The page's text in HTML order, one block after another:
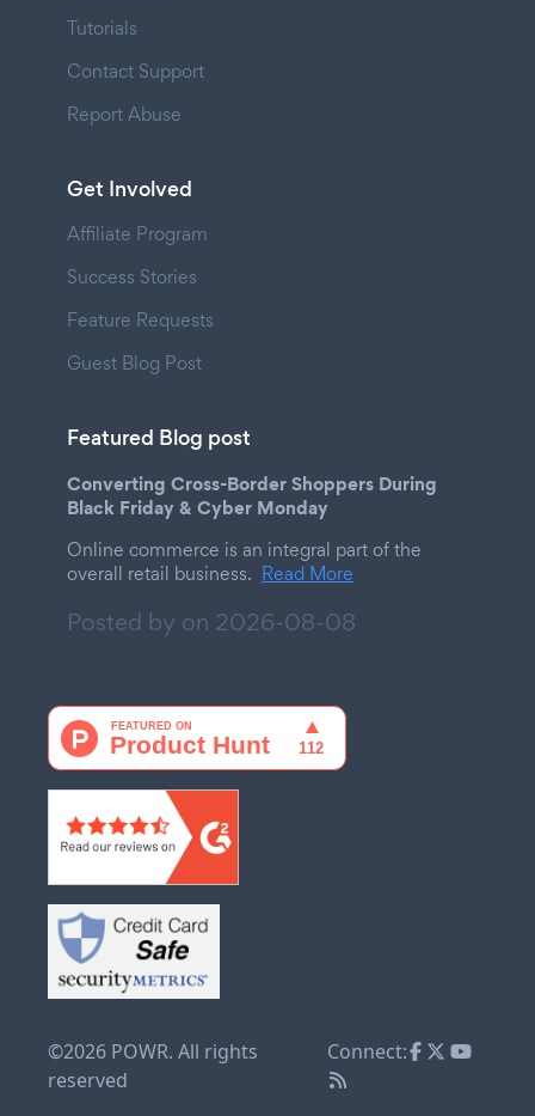
Tutorials
Contact Support
Report Abuse
Get Involved
Affiliate Program
Success Stories
Feature Requests
Guest Blog Post
Featured Blog post
Converting Cross-Border Shoppers During
Black Friday & Cyber Monday
Online commerce is an integral part of the
overall retail business. Read More
Posted by on 2026-08-08
©2026 POWR. All rights
reserved
Connect: